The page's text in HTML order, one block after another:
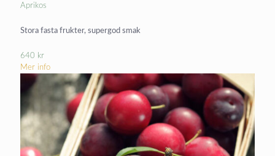
Aprikos
Stora fasta frukter, supergod smak
640 kr
Mer info